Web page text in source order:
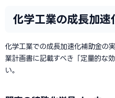
化学工業の成長加速
化学工業での成長加速化補助金の
業計画書に記載すべき「定量的な
い。